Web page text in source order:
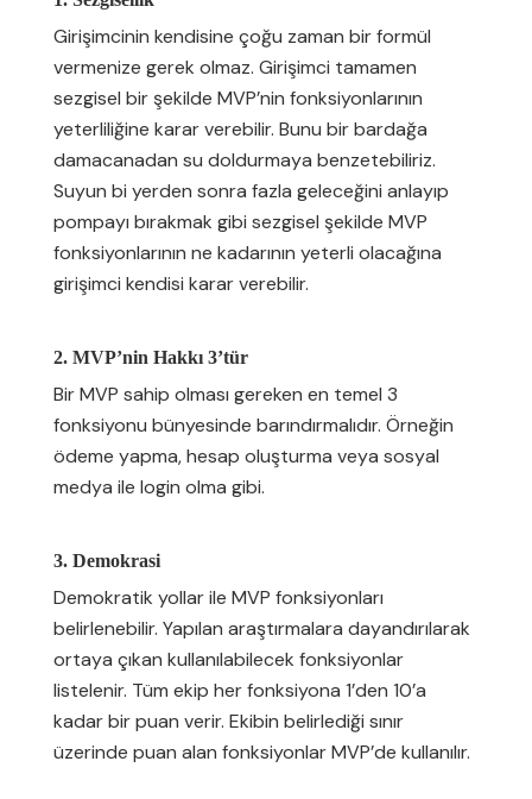
Girişimcinin kendisine çoğu zaman bir formül
vermenize gerek olmaz. Girişimci tamamen
sezgisel bir şekilde MVP’nin fonksiyonlarının
yeterliliğine karar verebilir. Bunu bir bardağa
damacanadan su doldurmaya benzetebiliriz.
Suyun bi yerden sonra fazla geleceğini anlayıp
pompayı bırakmak gibi sezgisel şekilde MVP
fonksiyonlarının ne kadarının yeterli olacağına
girişimci kendisi karar verebilir.
2. MVP’nin Hakkı 3’tür
Bir MVP sahip olması gereken en temel 3
fonksiyonu bünyesinde barındırmalıdır. Örneğin
ödeme yapma, hesap oluşturma veya sosyal
medya ile login olma gibi.
3. Demokrasi
Demokratik yollar ile MVP fonksiyonları
belirlenebilir. Yapılan araştırmalara dayandırılarak
ortaya çıkan kullanılabilecek fonksiyonlar
listelenir. Tüm ekip her fonksiyona 1’den 10’a
kadar bir puan verir. Ekibin belirlediği sınır
üzerinde puan alan fonksiyonlar MVP’de kullanılır.